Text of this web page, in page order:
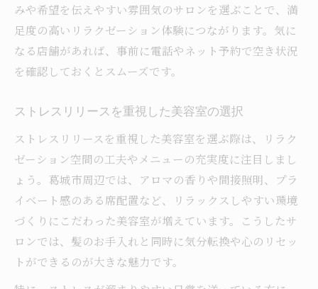
みや希望を伝えやすい雰囲気のサロンを選ぶことで、満
足度の高いリラクゼーション体験につながります。気に
なる店舗があれば、事前に電話やネット予約で空き状況
を確認しておくとスムーズです。
ストレスリリースを重視した美容室の選択
ストレスリリースを重視した美容室を選ぶ際は、リラク
ゼーション空間の工夫やメニューの充実度に注目しまし
ょう。葛城市周辺では、アロマの香りや間接照明、プラ
イベート感のある席配置など、リラックスしやすい環境
づくりにこだわった美容室が増えています。こうしたサ
ロンでは、髪のお手入れと同時に気分転換や心のリセッ
トができるのが大きな魅力です。